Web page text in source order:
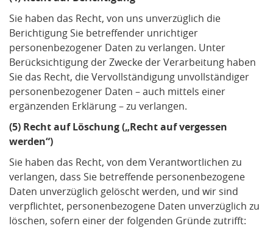
Sie haben das Recht, von uns unverzüglich die
Berichtigung Sie betreffender unrichtiger
personenbezogener Daten zu verlangen. Unter
Berücksichtigung der Zwecke der Verarbeitung haben
Sie das Recht, die Vervollständigung unvollständiger
personenbezogener Daten – auch mittels einer
ergänzenden Erklärung – zu verlangen.
(5) Recht auf Löschung („Recht auf vergessen
werden“)
Sie haben das Recht, von dem Verantwortlichen zu
verlangen, dass Sie betreffende personenbezogene
Daten unverzüglich gelöscht werden, und wir sind
verpflichtet, personenbezogene Daten unverzüglich zu
löschen, sofern einer der folgenden Gründe zutrifft: